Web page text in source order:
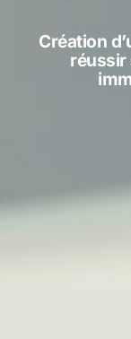
Création
réussir